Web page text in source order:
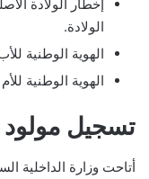
إخطار الولادة
الولادة.
الهوية الوطنية
الهوية الوطنية
تسجيل مولود
أتاحت وزارة الداخلية